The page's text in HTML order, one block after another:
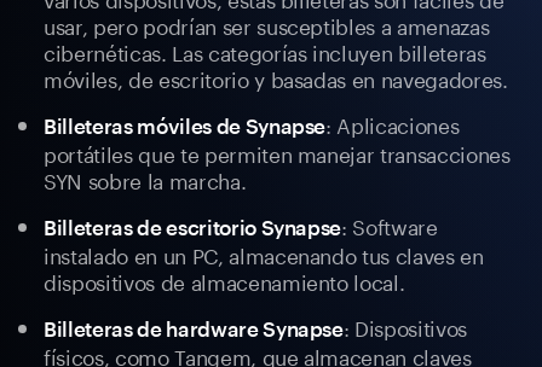
usar, pero podrían ser susceptibles a amenazas
cibernéticas. Las categorías incluyen billeteras
móviles, de escritorio y basadas en navegadores.
Billeteras móviles de Synapse: Aplicaciones
portátiles que te permiten manejar transacciones
SYN sobre la marcha.
Billeteras de escritorio Synapse: Software
instalado en un PC, almacenando tus claves en
dispositivos de almacenamiento local.
Billeteras de hardware Synapse: Dispositivos
físicos, como Tangem, que almacenan claves